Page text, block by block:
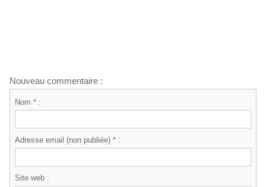
Nouveau commentaire :
Nom * :
Adresse email (non publiée) * :
Site web :